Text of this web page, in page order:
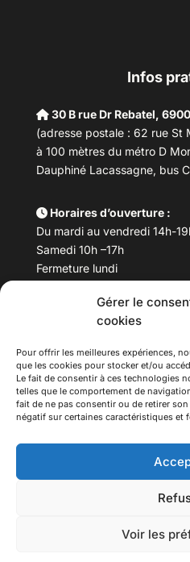
Gérer le
cookies
Pour offrir les meilleures expériences,
que les cookies pour stocker et/ou
Le fait de consentir à ces technologies
telles que le comportement de
fait de ne pas consentir ou de retirer
négatif sur certaines caractéristiques et
Voir les
Infos
30 B rue Dr Rebatel,
(adresse postale : 62 rue St
à 100 mètres du métro D
Dauphiné Lacassagne, bus
Horaires d’ouverture :
Du mardi au vendredi 14h-
Samedi 10h –17h
Fermeture lundi
Téléphone : 04 78 53 06
Tous droits réservés.